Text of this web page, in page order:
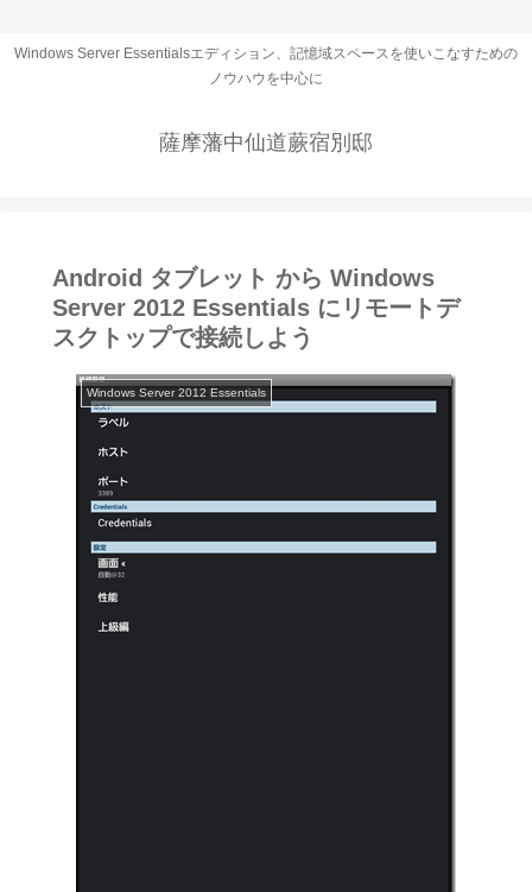
Windows Server Essentialsエディション、記憶域スペースを使いこなすための
ノウハウを中心に
薩摩藩中仙道蕨宿別邸
Android タブレット から Windows
Server 2012 Essentials にリモートデ
スクトップで接続しよう
Windows Server 2012 Essentials